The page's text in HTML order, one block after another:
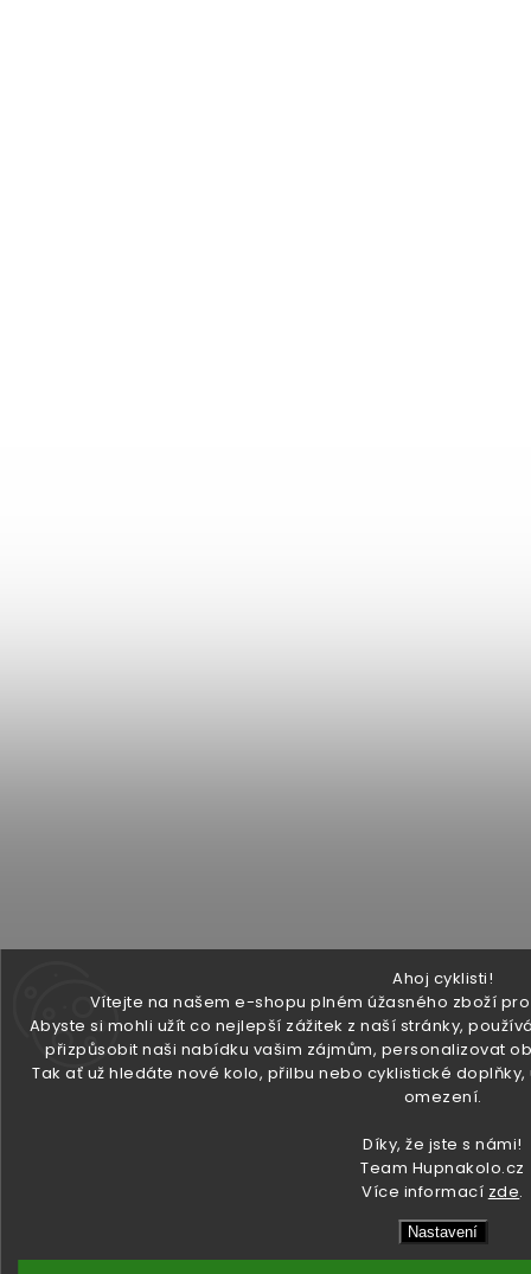
Ahoj cyklisti!
Vítejte na našem e-shopu plném úžasného zboží
Abyste si mohli užít co nejlepší zážitek z naší stránky,
přizpůsobit naši nabídku vašim zájmům, personalizovat
Tak ať už hledáte nové kolo, přilbu nebo cyklistické
omezení.
Díky, že jste s námi!
Team Hupnakolo.cz
Více informací zde.
Nastavení